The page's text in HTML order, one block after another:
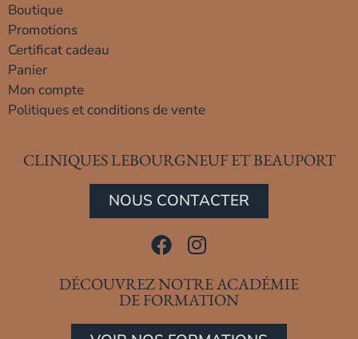
Boutique
Promotions
Certificat cadeau
Panier
Mon compte
Politiques et conditions de vente
CLINIQUES LEBOURGNEUF ET BEAUPORT
NOUS CONTACTER
DÉCOUVREZ NOTRE ACADÉMIE
DE FORMATION